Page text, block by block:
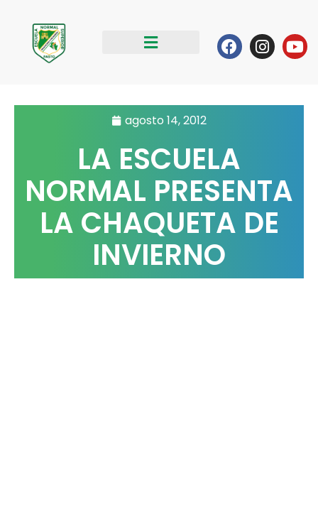
contenido
Facebook
agosto 14, 2012
LA ESCUELA
NORMAL PRESENTA
LA CHAQUETA DE
INVIERNO